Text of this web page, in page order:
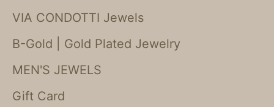
VIA CONDOTTI Jewels
B-Gold | Gold Plated Jewelry
MEN'S JEWELS
Gift Card